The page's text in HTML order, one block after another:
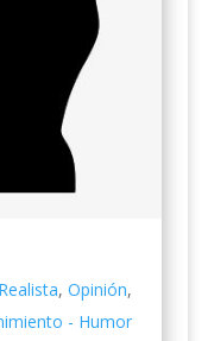
, Opinión,
- Humor